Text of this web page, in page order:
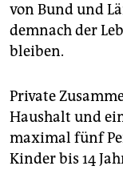
von Bund und
demnach der
bleiben.
Private
Haushalt und
maximal fünf
Kinder bis 14